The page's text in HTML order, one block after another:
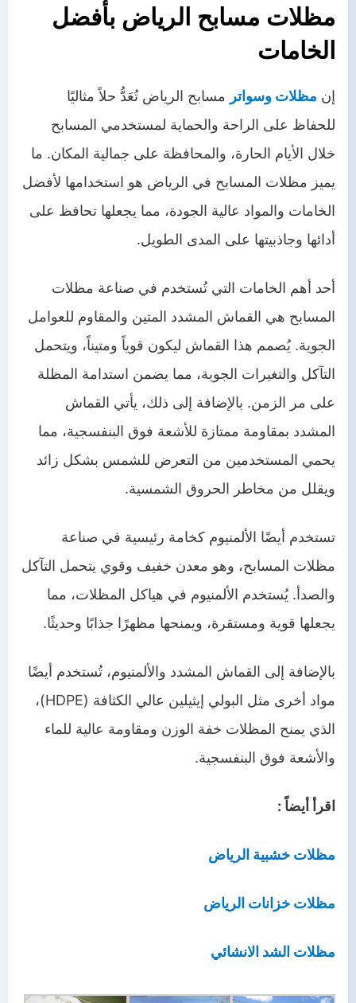
مظلات مسابح الرياض بأفضل
الخامات
إن مظلات وسواتر مسابح الرياض تُعَدُّ حلاً مثاليًا
للحفاظ على الراحة والحماية لمستخدمي المسابح
خلال الأيام الحارة، والمحافظة على جمالية المكان. ما
يميز مظلات المسابح في الرياض هو استخدامها لأفضل
الخامات والمواد عالية الجودة، مما يجعلها تحافظ على
أدائها وجاذبيتها على المدى الطويل.
أحد أهم الخامات التي تُستخدم في صناعة مظلات
المسابح هي القماش المشدد المتين والمقاوم للعوامل
الجوية. يُصمم هذا القماش ليكون قوياً ومتيناً، ويتحمل
التآكل والتغيرات الجوية، مما يضمن استدامة المظلة
على مر الزمن. بالإضافة إلى ذلك، يأتي القماش
المشدد بمقاومة ممتازة للأشعة فوق البنفسجية، مما
يحمي المستخدمين من التعرض للشمس بشكل زائد
ويقلل من مخاطر الحروق الشمسية.
تستخدم أيضًا الألمنيوم كخامة رئيسية في صناعة
مظلات المسابح، وهو معدن خفيف وقوي يتحمل التآكل
والصدأ. يُستخدم الألمنيوم في هياكل المظلات، مما
يجعلها قوية ومستقرة، ويمنحها مظهرًا جذابًا وحديثًا.
بالإضافة إلى القماش المشدد والألمنيوم، تُستخدم أيضًا
مواد أخرى مثل البولي إيثيلين عالي الكثافة (HDPE)،
الذي يمنح المظلات خفة الوزن ومقاومة عالية للماء
والأشعة فوق البنفسجية.
اقرأ أيضاً :
مظلات خشبية الرياض
مظلات خزانات الرياض
مظلات الشد الانشائي